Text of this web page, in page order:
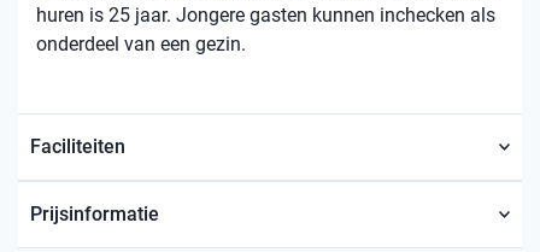
huren is 25 jaar. Jongere gasten kunnen inchecken als
onderdeel van een gezin.
Faciliteiten
Prijsinformatie